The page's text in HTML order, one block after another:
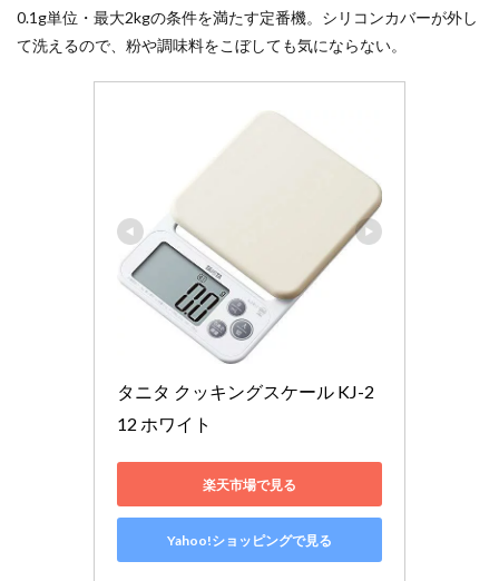
0.1g単位・最大2kgの条件を満たす定番機。シリコンカバーが外し
て洗えるので、粉や調味料をこぼしても気にならない。
タニタ クッキングスケール KJ-2
12 ホワイト
楽天市場で見る
Yahoo!ショッピングで見る